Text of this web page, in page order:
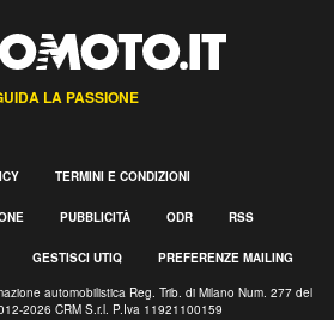
LA PASSIONE
TERMINI E CONDIZIONI
PUBBLICITÀ ODR RSS
GESTISCI UTIQ PREFERENZE MAILING
automobilistica Reg. Trib. di Milano Num. 277 del
2026 CRM S.r.l. P.Iva 11921100159